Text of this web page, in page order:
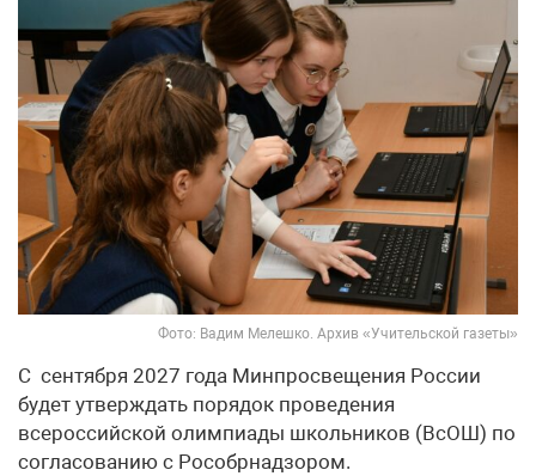
Фото: Вадим Мелешко. Архив «Учительской газеты»
С сентября 2027 года Минпросвещения России
будет утверждать порядок проведения
всероссийской олимпиады школьников (ВсОШ) по
согласованию с Рособрнадзором.